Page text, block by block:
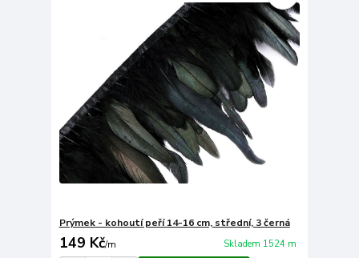
Prýmek - kohoutí peří 14-16 cm, střední, 3 černá
149 Kč/m Skladem 1524 m